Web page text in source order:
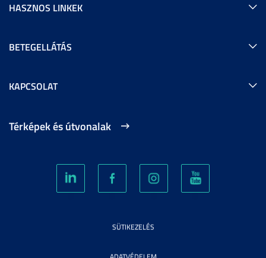
HASZNOS LINKEK
BETEGELLÁTÁS
KAPCSOLAT
Térképek és útvonalak
SÜTIKEZELÉS